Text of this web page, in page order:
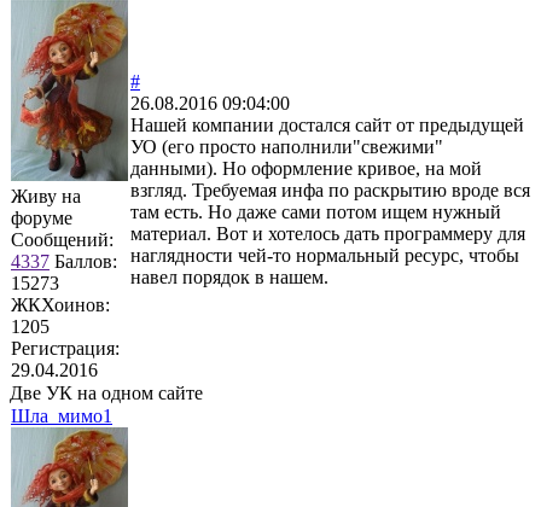
Живу на
форуме
Сообщений:
4337 Баллов:
15273
ЖКХоинов:
1205
Регистрация:
29.04.2016
#
26.08.2016 09:04:00
Нашей компании достался сайт от предыдущей
УО (его просто наполнили"свежими"
данными). Но оформление кривое, на мой
взгляд. Требуемая инфа по раскрытию вроде вся
там есть. Но даже сами потом ищем нужный
материал. Вот и хотелось дать программеру для
наглядности чей-то нормальный ресурс, чтобы
навел порядок в нашем.
Две УК на одном сайте
Шла_мимо1